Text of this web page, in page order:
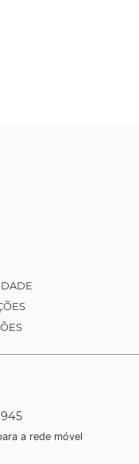
a rede móvel